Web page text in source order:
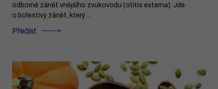
odborně zánět vnějšího zvukovodu (otitis externa). Jde
o bolestivý zánět, který ...
Přečíst